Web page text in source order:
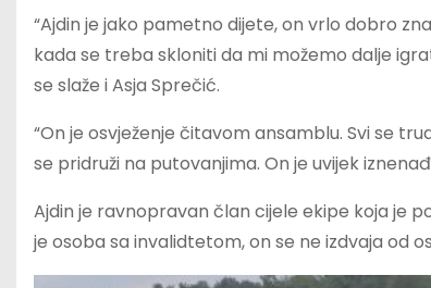
“Ajdin je jako pametno dijete, on vrlo dobro
kada se treba skloniti da mi možemo dalje
se slaže i Asja Sprečić.
“On je osvježenje čitavom ansamblu. Svi se
se pridruži na putovanjima. On je uvijek
Ajdin je ravnopravan član cijele ekipe koja je
je osoba sa invalidtetom, on se ne izdvaja od